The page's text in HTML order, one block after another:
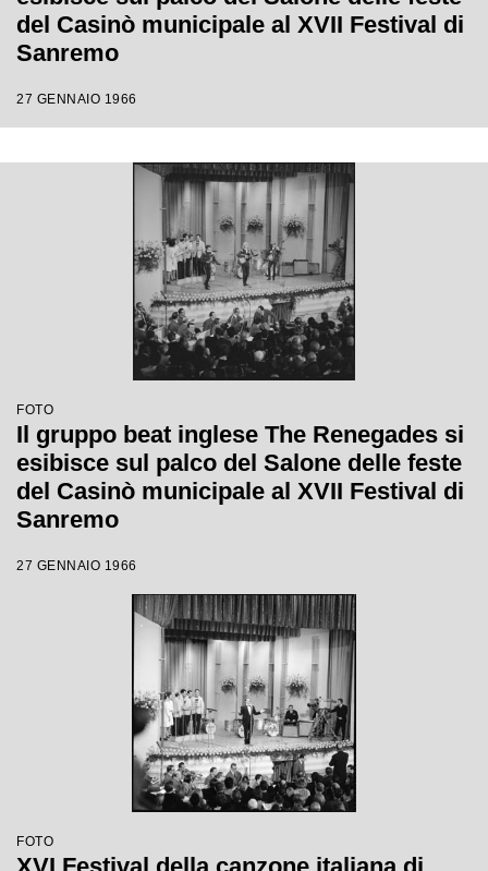
del Casinò municipale al XVII Festival di
Sanremo
27 GENNAIO 1966
FOTO
Il gruppo beat inglese The Renegades si
esibisce sul palco del Salone delle feste
del Casinò municipale al XVII Festival di
Sanremo
27 GENNAIO 1966
FOTO